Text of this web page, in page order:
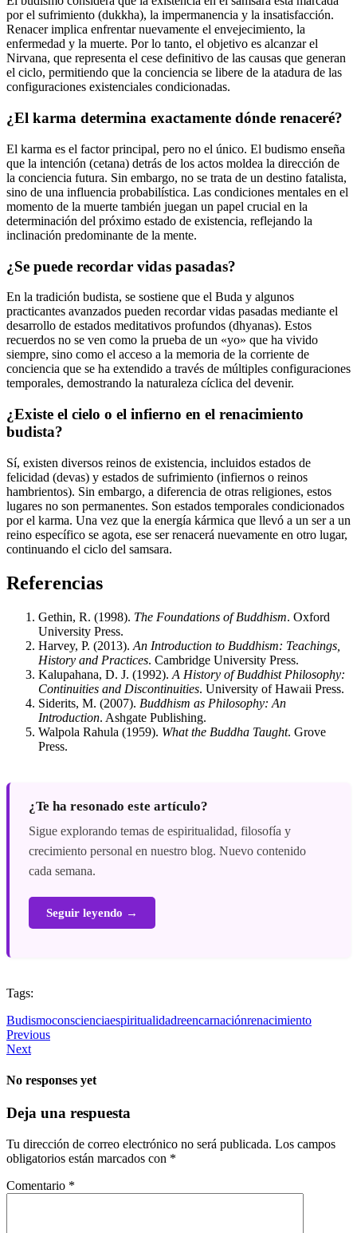
por el sufrimiento (dukkha), la impermanencia y la insatisfacción.
Renacer implica enfrentar nuevamente el envejecimiento, la
enfermedad y la muerte. Por lo tanto, el objetivo es alcanzar el
Nirvana, que representa el cese definitivo de las causas que generan
el ciclo, permitiendo que la conciencia se libere de la atadura de las
configuraciones existenciales condicionadas.
¿El karma determina exactamente dónde renaceré?
El karma es el factor principal, pero no el único. El budismo enseña
que la intención (cetana) detrás de los actos moldea la dirección de
la conciencia futura. Sin embargo, no se trata de un destino fatalista,
sino de una influencia probabilística. Las condiciones mentales en el
momento de la muerte también juegan un papel crucial en la
determinación del próximo estado de existencia, reflejando la
inclinación predominante de la mente.
¿Se puede recordar vidas pasadas?
En la tradición budista, se sostiene que el Buda y algunos
practicantes avanzados pueden recordar vidas pasadas mediante el
desarrollo de estados meditativos profundos (dhyanas). Estos
recuerdos no se ven como la prueba de un «yo» que ha vivido
siempre, sino como el acceso a la memoria de la corriente de
conciencia que se ha extendido a través de múltiples configuraciones
temporales, demostrando la naturaleza cíclica del devenir.
¿Existe el cielo o el infierno en el renacimiento
budista?
Sí, existen diversos reinos de existencia, incluidos estados de
felicidad (devas) y estados de sufrimiento (infiernos o reinos
hambrientos). Sin embargo, a diferencia de otras religiones, estos
lugares no son permanentes. Son estados temporales condicionados
por el karma. Una vez que la energía kármica que llevó a un ser a un
reino específico se agota, ese ser renacerá nuevamente en otro lugar,
continuando el ciclo del samsara.
Referencias
Gethin, R. (1998). The Foundations of Buddhism. Oxford
University Press.
Harvey, P. (2013). An Introduction to Buddhism: Teachings,
History and Practices. Cambridge University Press.
Kalupahana, D. J. (1992). A History of Buddhist Philosophy:
Continuities and Discontinuities. University of Hawaii Press.
Siderits, M. (2007). Buddhism as Philosophy: An
Introduction. Ashgate Publishing.
Walpola Rahula (1959). What the Buddha Taught. Grove
Press.
¿Te ha resonado este artículo?
Sigue explorando temas de espiritualidad, filosofía y
crecimiento personal en nuestro blog. Nuevo contenido
cada semana.
Seguir leyendo →
Tags:
Budismoconscienciaespiritualidadreencarnaciónrenacimiento
Previous
Next
No responses yet
Deja una respuesta
Tu dirección de correo electrónico no será publicada. Los campos
obligatorios están marcados con *
Comentario *